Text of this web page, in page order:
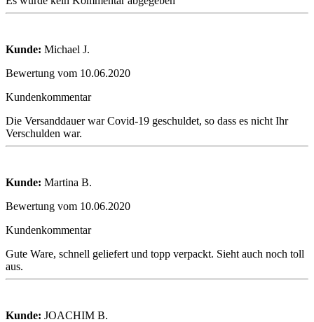
Kunde: Michael J.
Bewertung vom 10.06.2020
Kundenkommentar
Die Versanddauer war Covid-19 geschuldet, so dass es nicht Ihr
Verschulden war.
Kunde: Martina B.
Bewertung vom 10.06.2020
Kundenkommentar
Gute Ware, schnell geliefert und topp verpackt. Sieht auch noch toll
aus.
Kunde: JOACHIM B.